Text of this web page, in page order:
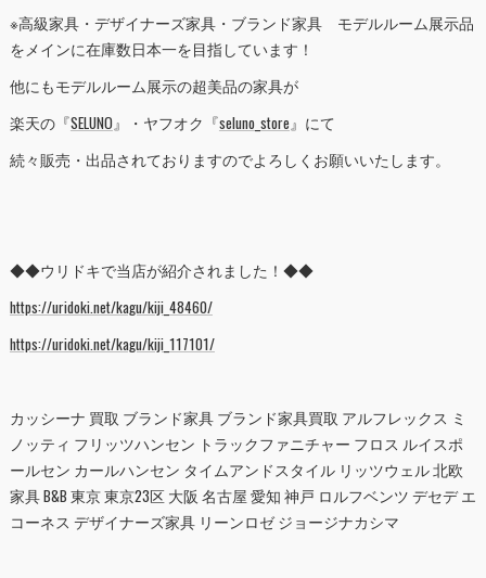
※高級家具・デザイナーズ家具・ブランド家具 モデルルーム展示品
をメインに在庫数日本一を目指しています！
他にもモデルルーム展示の超美品の家具が
楽天の『SELUNO』・ヤフオク『seluno_store』にて
続々販売・出品されておりますのでよろしくお願いいたします。
◆◆ウリドキで当店が紹介されました！◆◆
https://uridoki.net/kagu/kiji_48460/
https://uridoki.net/kagu/kiji_117101/
カッシーナ 買取 ブランド家具 ブランド家具買取 アルフレックス ミ
ノッティ フリッツハンセン トラックファニチャー フロス ルイスポ
ールセン カールハンセン タイムアンドスタイル リッツウェル 北欧
家具 B&B 東京 東京23区 大阪 名古屋 愛知 神戸 ロルフベンツ デセデ エ
コーネス デザイナーズ家具 リーンロゼ ジョージナカシマ